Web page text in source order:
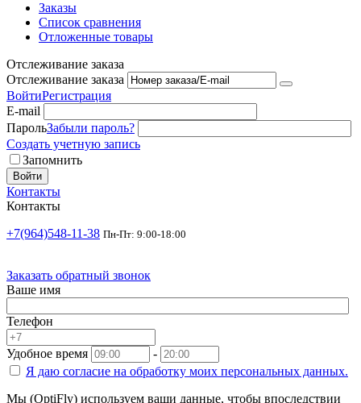
Заказы
Список сравнения
Отложенные товары
Отслеживание заказа
Отслеживание заказа
ВойтиРегистрация
E-mail
ПарольЗабыли пароль?
Создать учетную запись
Запомнить
Войти
Контакты
Контакты
+7(964)548-11-38 Пн-Пт: 9:00-18:00
Заказать обратный звонок
Ваше имя
Телефон
Удобное время
-
Я даю согласие на обработку моих персональных данных.
Мы (OptiFly) используем ваши данные, чтобы впоследствии